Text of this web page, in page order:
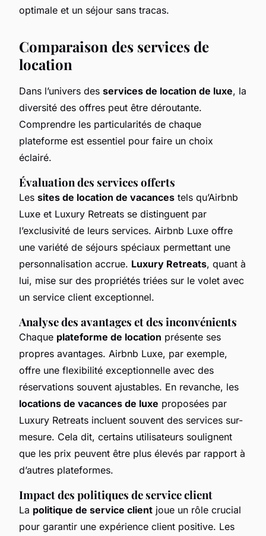
optimale et un séjour sans tracas.
Comparaison des services de
location
Dans l’univers des services de location de luxe, la
diversité des offres peut être déroutante.
Comprendre les particularités de chaque
plateforme est essentiel pour faire un choix
éclairé.
Évaluation des services offerts
Les sites de location de vacances tels qu’Airbnb
Luxe et Luxury Retreats se distinguent par
l’exclusivité de leurs services. Airbnb Luxe offre
une variété de séjours spéciaux permettant une
personnalisation accrue. Luxury Retreats, quant à
lui, mise sur des propriétés triées sur le volet avec
un service client exceptionnel.
Analyse des avantages et des inconvénients
Chaque plateforme de location présente ses
propres avantages. Airbnb Luxe, par exemple,
offre une flexibilité exceptionnelle avec des
réservations souvent ajustables. En revanche, les
locations de vacances de luxe proposées par
Luxury Retreats incluent souvent des services sur-
mesure. Cela dit, certains utilisateurs soulignent
que les prix peuvent être plus élevés par rapport à
d’autres plateformes.
Impact des politiques de service client
La politique de service client joue un rôle crucial
pour garantir une expérience client positive. Les